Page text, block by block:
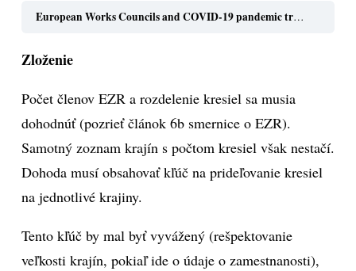
European Works Councils and COVID-19 pandemic training toolbox for EWC members in the metal industry (slovenčina)
Zloženie
Počet členov EZR a rozdelenie kresiel sa musia
dohodnúť (pozrieť článok 6b smernice o EZR).
Samotný zoznam krajín s počtom kresiel však nestačí.
Dohoda musí obsahovať kľúč na prideľovanie kresiel
na jednotlivé krajiny.
Tento kľúč by mal byť vyvážený (rešpektovanie
veľkosti krajín, pokiaľ ide o údaje o zamestnanosti),